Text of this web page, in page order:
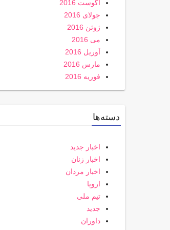
آگوست 2016
جولای 2016
ژوئن 2016
می 2016
آوریل 2016
مارس 2016
فوریه 2016
دسته‌ها
اخبار جدید
اخبار زنان
اخبار مردان
اروپا
تیم ملی
جدید
داوران